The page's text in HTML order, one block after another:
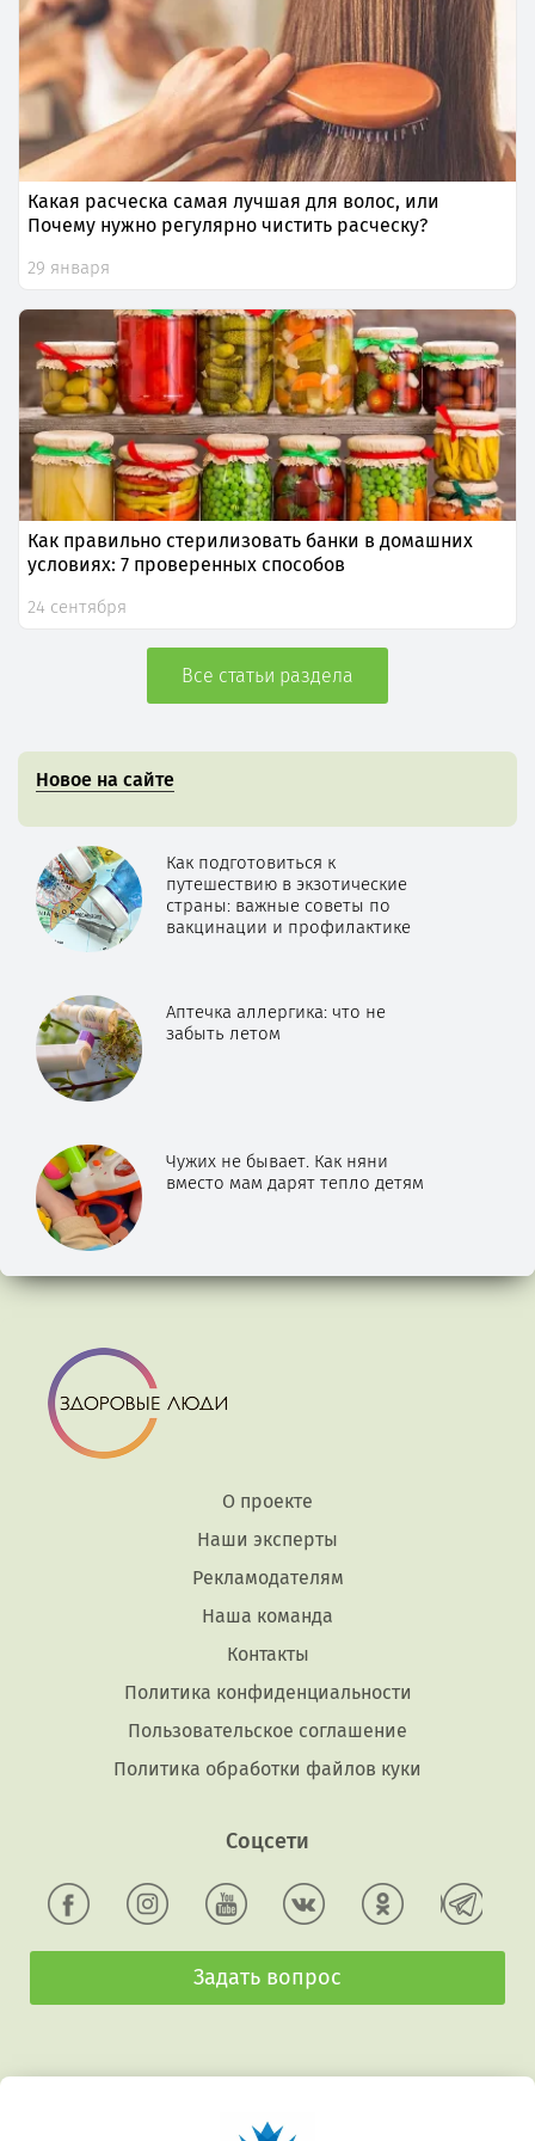
Какая расческа самая лучшая для волос, или
Почему нужно регулярно чистить расческу?
29 января
Как правильно стерилизовать банки в домашних
условиях: 7 проверенных способов
24 сентября
Все статьи раздела
Новое на сайте
Как подготовиться к
путешествию в экзотические
страны: важные советы по
вакцинации и профилактике
Аптечка аллергика: что не
забыть летом
Чужих не бывает. Как няни
вместо мам дарят тепло детям
О проекте
Наши эксперты
Рекламодателям
Наша команда
Контакты
Политика конфиденциальности
Пользовательское соглашение
Политика обработки файлов куки
Соцсети
Задать вопрос